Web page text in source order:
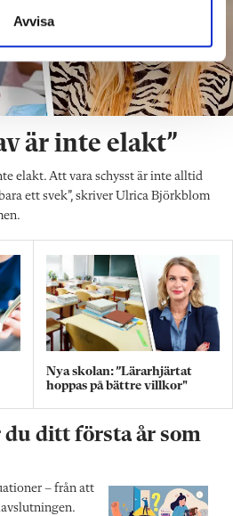
Avvisa
är inte elakt”
elakt. Att vara schysst är inte alltid
ett svek”, skriver Ulrica Björkblom
Nya skolan: ”Lärarhjärtat
hoppas på bättre villkor"
ditt första år som
– från att